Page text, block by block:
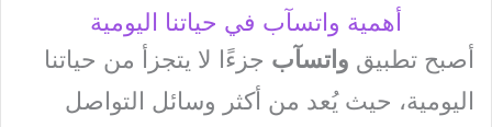
أهمية واتسآب في حياتنا اليومية
أصبح تطبيق واتسآب جزءًا لا يتجزأ من حياتنا
اليومية، حيث يُعد من أكثر وسائل التواصل